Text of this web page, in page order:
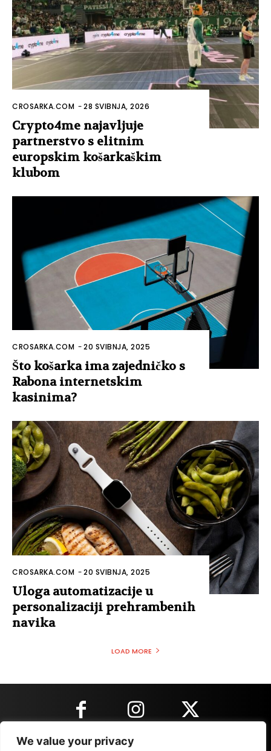
We value your privacy
CROSARKA.COM -28 SVIBNJA, 2026
Crypto4me najavljuje
partnerstvo s elitnim
europskim košarkaškim
klubom
CROSARKA.COM -20 SVIBNJA, 2025
Što košarka ima zajedničko s
Rabona internetskim
kasinima?
CROSARKA.COM -20 SVIBNJA, 2025
Uloga automatizacije u
personalizaciji prehrambenih
navika
LOAD MORE